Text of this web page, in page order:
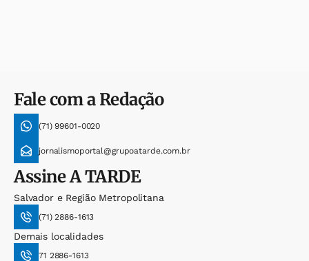
Fale com a Redação
(71) 99601-0020
jornalismoportal@grupoatarde.com.br
AssineA TARDE
Salvador e Região Metropolitana
(71) 2886-1613
Demais localidades
71 2886-1613